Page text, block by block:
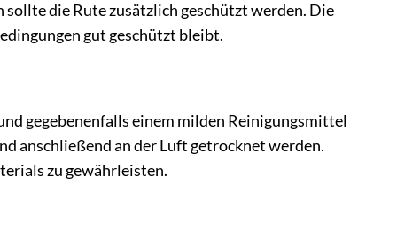
die Rute zusätzlich geschützt werden. Die
gut geschützt bleibt.
gegebenenfalls einem milden Reinigungsmittel
anschließend an der Luft getrocknet werden.
zu gewährleisten.